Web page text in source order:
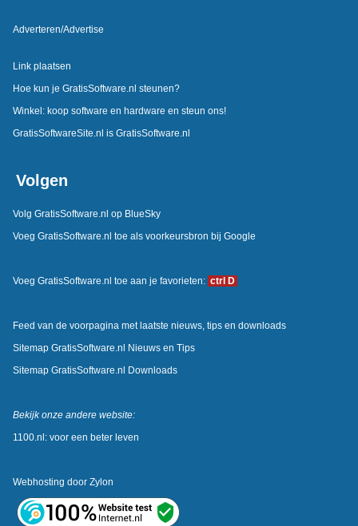
Adverteren/Advertise
Link plaatsen
Hoe kun je GratisSoftware.nl steunen?
Winkel: koop software en hardware en steun ons!
GratisSoftwareSite.nl is GratisSoftware.nl
Volgen
Volg GratisSoftware.nl op BlueSky
Voeg GratisSoftware.nl toe als voorkeursbron bij Google
Voeg GratisSoftware.nl toe aan je favorieten: ctrl D
Feed van de voorpagina met laatste nieuws, tips en downloads
Sitemap GratisSoftware.nl Nieuws en Tips
Sitemap GratisSoftware.nl Downloads
Bekijk onze andere website:
1100.nl: voor een beter leven
Webhosting door Zylon